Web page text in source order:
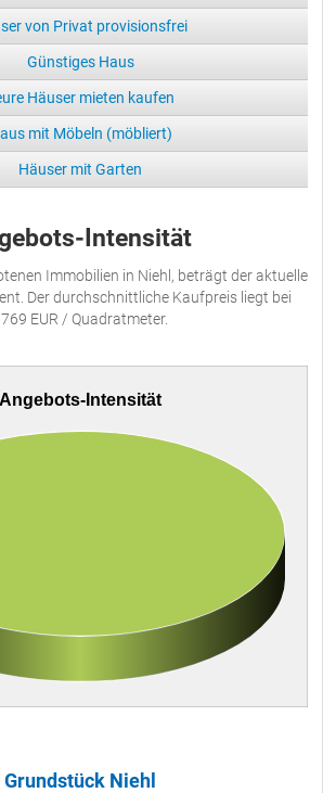
von Privat provisionsfrei
Günstiges Haus
Häuser mieten kaufen
mit Möbeln (möbliert)
Häuser mit Garten
Intensität
Immobilien in Niehl, beträgt der aktuelle
Der durchschnittliche Kaufpreis liegt bei
EUR / Quadratmeter.
Angebots-Intensität
Grundstück Niehl